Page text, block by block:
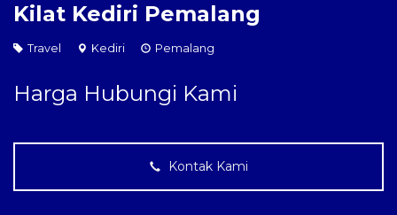
Kilat Kediri Pemalang
Travel Kediri Pemalang
Harga Hubungi Kami
Kontak Kami